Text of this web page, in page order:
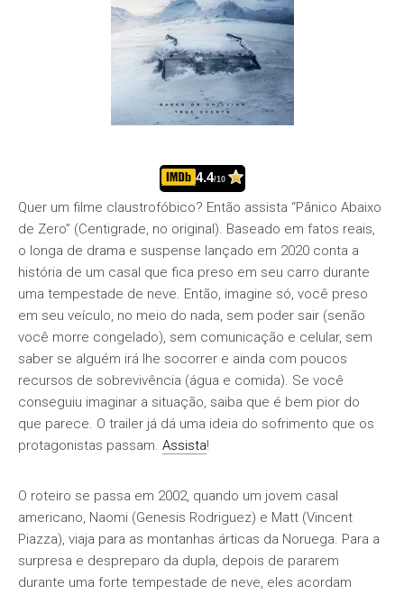
4.4/10
Quer um filme claustrofóbico? Então assista “Pânico Abaixo
de Zero” (Centigrade, no original). Baseado em fatos reais,
o longa de drama e suspense lançado em 2020 conta a
história de um casal que fica preso em seu carro durante
uma tempestade de neve. Então, imagine só, você preso
em seu veículo, no meio do nada, sem poder sair (senão
você morre congelado), sem comunicação e celular, sem
saber se alguém irá lhe socorrer e ainda com poucos
recursos de sobrevivência (água e comida). Se você
conseguiu imaginar a situação, saiba que é bem pior do
que parece. O trailer já dá uma ideia do sofrimento que os
protagonistas passam. Assista!
O roteiro se passa em 2002, quando um jovem casal
americano, Naomi (Genesis Rodriguez) e Matt (Vincent
Piazza), viaja para as montanhas árticas da Noruega. Para a
surpresa e despreparo da dupla, depois de pararem
durante uma forte tempestade de neve, eles acordam